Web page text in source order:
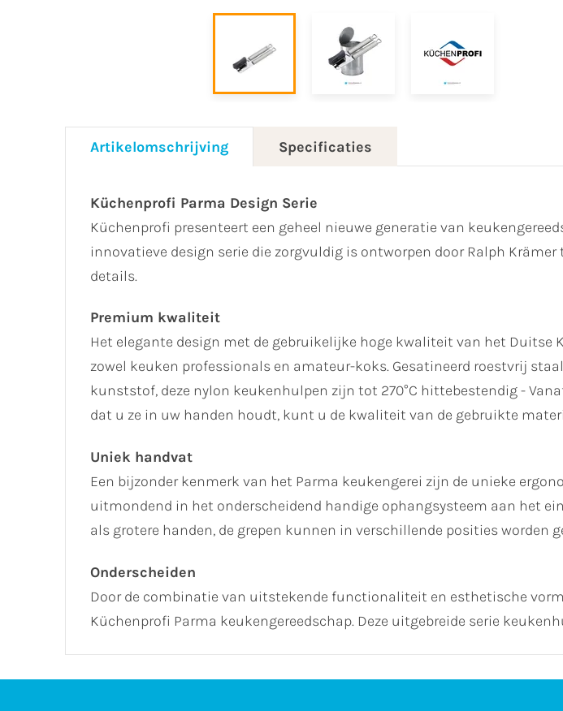
Artikelomschrijving Specificaties
Küchenprofi Parma Design Serie
Küchenprofi presenteert een geheel nieuwe generatie van
innovatieve design serie die zorgvuldig is ontworpen door Ralph
details.
Premium kwaliteit
Het elegante design met de gebruikelijke hoge kwaliteit van het Duitse
zowel keuken professionals en amateur-koks. Gesatineerd roestvrij
kunststof, deze nylon keukenhulpen zijn tot 270°C hittebestendig -
dat u ze in uw handen houdt, kunt u de kwaliteit van de gebruikte
Uniek handvat
Een bijzonder kenmerk van het Parma keukengerei zijn de unieke
uitmondend in het onderscheidend handige ophangsysteem aan het
als grotere handen, de grepen kunnen in verschillende posities worden
Onderscheiden
Door de combinatie van uitstekende functionaliteit en esthetische
Küchenprofi Parma keukengereedschap. Deze uitgebreide serie